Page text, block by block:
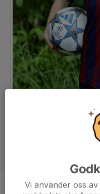
Vi använder oss